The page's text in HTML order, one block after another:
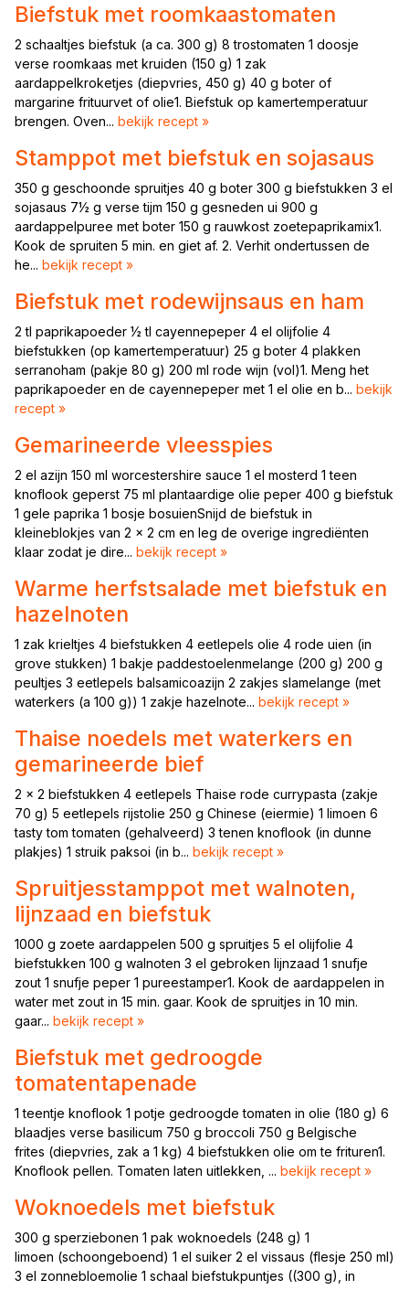
Biefstuk met roomkaastomaten
2 schaaltjes biefstuk (a ca. 300 g) 8 trostomaten 1 doosje
verse roomkaas met kruiden (150 g) 1 zak
aardappelkroketjes (diepvries, 450 g) 40 g boter of
margarine frituurvet of olie1. Biefstuk op kamertemperatuur
brengen. Oven... bekijk recept »
Stamppot met biefstuk en sojasaus
350 g geschoonde spruitjes 40 g boter 300 g biefstukken 3 el
sojasaus 7½ g verse tijm 150 g gesneden ui 900 g
aardappelpuree met boter 150 g rauwkost zoetepaprikamix1.
Kook de spruiten 5 min. en giet af. 2. Verhit ondertussen de
he... bekijk recept »
Biefstuk met rodewijnsaus en ham
2 tl paprikapoeder ½ tl cayennepeper 4 el olijfolie 4
biefstukken (op kamertemperatuur) 25 g boter 4 plakken
serranoham (pakje 80 g) 200 ml rode wijn (vol)1. Meng het
paprikapoeder en de cayennepeper met 1 el olie en b... bekijk
recept »
Gemarineerde vleesspies
2 el azijn 150 ml worcestershire sauce 1 el mosterd 1 teen
knoflook geperst 75 ml plantaardige olie peper 400 g biefstuk
1 gele paprika 1 bosje bosuienSnijd de biefstuk in
kleineblokjes van 2 x 2 cm en leg de overige ingrediënten
klaar zodat je dire... bekijk recept »
Warme herfstsalade met biefstuk en
hazelnoten
1 zak krieltjes 4 biefstukken 4 eetlepels olie 4 rode uien (in
grove stukken) 1 bakje paddestoelenmelange (200 g) 200 g
peultjes 3 eetlepels balsamicoazijn 2 zakjes slamelange (met
waterkers (a 100 g)) 1 zakje hazelnote... bekijk recept »
Thaise noedels met waterkers en
gemarineerde bief
2 x 2 biefstukken 4 eetlepels Thaise rode currypasta (zakje
70 g) 5 eetlepels rijstolie 250 g Chinese (eiermie) 1 limoen 6
tasty tom tomaten (gehalveerd) 3 tenen knoflook (in dunne
plakjes) 1 struik paksoi (in b... bekijk recept »
Spruitjesstamppot met walnoten,
lijnzaad en biefstuk
1000 g zoete aardappelen 500 g spruitjes 5 el olijfolie 4
biefstukken 100 g walnoten 3 el gebroken lijnzaad 1 snufje
zout 1 snufje peper 1 pureestamper1. Kook de aardappelen in
water met zout in 15 min. gaar. Kook de spruitjes in 10 min.
gaar... bekijk recept »
Biefstuk met gedroogde
tomatentapenade
1 teentje knoflook 1 potje gedroogde tomaten in olie (180 g) 6
blaadjes verse basilicum 750 g broccoli 750 g Belgische
frites (diepvries, zak a 1 kg) 4 biefstukken olie om te frituren1.
Knoflook pellen. Tomaten laten uitlekken, ... bekijk recept »
Woknoedels met biefstuk
300 g sperziebonen 1 pak woknoedels (248 g) 1
limoen (schoongeboend) 1 el suiker 2 el vissaus (flesje 250 ml)
3 el zonnebloemolie 1 schaal biefstukpuntjes ((300 g), in